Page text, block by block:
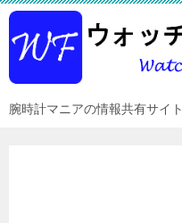
腕時計マニアの情報共有サイト